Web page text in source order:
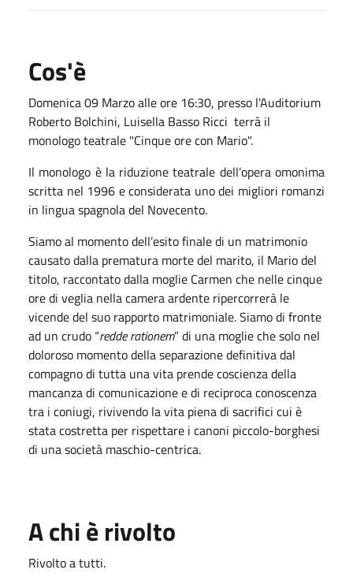
Cos'è
Domenica 09 Marzo alle ore 16:30, presso l'Auditorium
Roberto Bolchini, Luisella Basso Ricci terrà il
monologo teatrale "Cinque ore con Mario".
Il monologo è la riduzione teatrale dell’opera omonima
scritta nel 1996 e considerata uno dei migliori romanzi
in lingua spagnola del Novecento.
Siamo al momento dell’esito finale di un matrimonio
causato dalla prematura morte del marito, il Mario del
titolo, raccontato dalla moglie Carmen che nelle cinque
ore di veglia nella camera ardente ripercorrerà le
vicende del suo rapporto matrimoniale. Siamo di fronte
ad un crudo “redde rationem” di una moglie che solo nel
doloroso momento della separazione definitiva dal
compagno di tutta una vita prende coscienza della
mancanza di comunicazione e di reciproca conoscenza
tra i coniugi, rivivendo la vita piena di sacrifici cui è
stata costretta per rispettare i canoni piccolo-borghesi
di una società maschio-centrica.
A chi è rivolto
Rivolto a tutti.